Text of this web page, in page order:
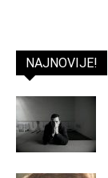
NAJNOVIJE!